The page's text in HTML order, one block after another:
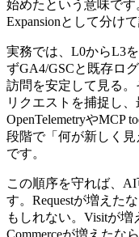
始めたという意味です
Expansionとして分け
実務では、L0からL3
ずGA4/GSCと既存ロ
訪問を安定して見る
リクエストを捕捉し
OpenTelemetryやMCP
段階で「何が新しく
です。
この順序を守れば、
す。Requestが増えた
もしれない。Visitが増
Commerceが増えたな